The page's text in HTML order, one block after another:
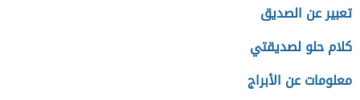
تعبير عن الصديق
كلام حلو لصديقتي
معلومات عن الأبراج